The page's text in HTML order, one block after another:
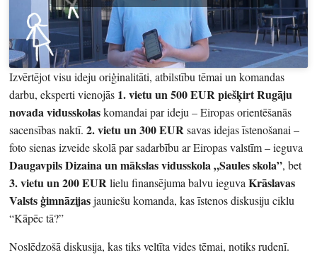
Izvērtējot visu ideju oriģinalitāti, atbilstību tēmai un komandas
darbu, eksperti vienojās 1. vietu un 500 EUR piešķirt Rugāju
novada vidusskolaskomandai par ideju – Eiropas orientēšanās
sacensības naktī.2. vietu un 300 EURsavas idejas īstenošanai –
foto sienas izveide skolā par sadarbību ar Eiropas valstīm – ieguva
Daugavpils Dizaina un mākslas vidusskola „Saules skola”, bet
3. vietu un 200 EURlielu finansējuma balvu ieguvaKrāslavas
Valsts ģimnāzijasjauniešu komanda, kas īstenos diskusiju ciklu
“Kāpēc tā?”
Noslēdzošā diskusija, kas tiks veltīta vides tēmai, notiks rudenī.